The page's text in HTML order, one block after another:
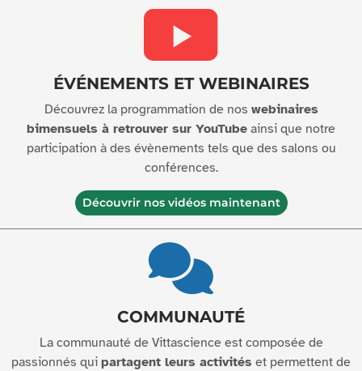
ÉVÉNEMENTS ET WEBINAIRES
Découvrez la programmation de nos webinaires
bimensuels à retrouver sur YouTube ainsi que notre
participation à des évènements tels que des salons ou
conférences.
Découvrir nos vidéos maintenant
COMMUNAUTÉ
La communauté de Vittascience est composée de
passionnés qui partagent leurs activités et permettent de